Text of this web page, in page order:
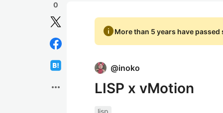
0
more_horiz
infoMore than 5 years have passed
@inoko
LISP x vMotion
lisp